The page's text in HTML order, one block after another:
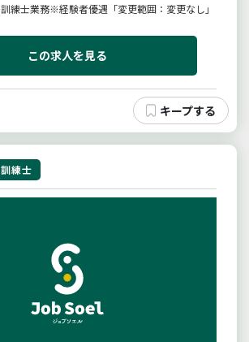
練士業務※経験者優遇「変更範囲：変更なし」
この求人を見る
練士